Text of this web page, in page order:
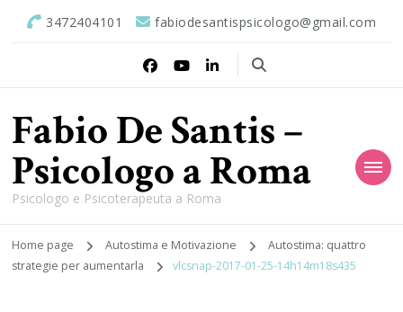
3472404101 fabiodesantispsicologo@gmail.com
Fabio De Santis –
Psicologo a Roma
Psicologo e Psicoterapeuta a Roma
Home page Autostima e Motivazione
Autostima: quattro
strategie per aumentarla
vlcsnap-2017-01-25-14h14m18s435